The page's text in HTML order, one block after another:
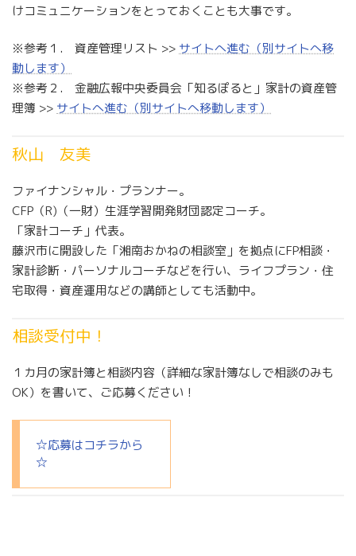
けコミュニケーションをとっておくことも大事です。
※参考１. 資産管理リスト >> サイトへ進む（別サイトへ移
動します）
※参考２. 金融広報中央委員会「知るぽると」家計の資産管
理簿 >> サイトへ進む（別サイトへ移動します）
秋山 友美
ファイナンシャル・プランナー。
CFP（R)（一財）生涯学習開発財団認定コーチ。
「家計コーチ」代表。
藤沢市に開設した「湘南おかねの相談室」を拠点にFP相談・
家計診断・パーソナルコーチなどを行い、ライフプラン・住
宅取得・資産運用などの講師としても活動中。
相談受付中！
１カ月の家計簿と相談内容（詳細な家計簿なしで相談のみも
OK）を書いて、ご応募ください！
☆応募はコチラから
☆